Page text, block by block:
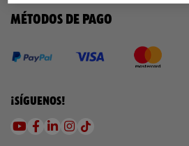
MÉTODOS DE PAGO
¡SÍGUENOS!